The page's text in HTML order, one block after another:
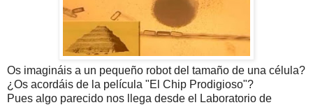
Os imagináis a un pequeño robot del tamaño de una célula?
¿Os acordáis de la película "El Chip Prodigioso"?
Pues algo parecido nos llega desde el Laboratorio de